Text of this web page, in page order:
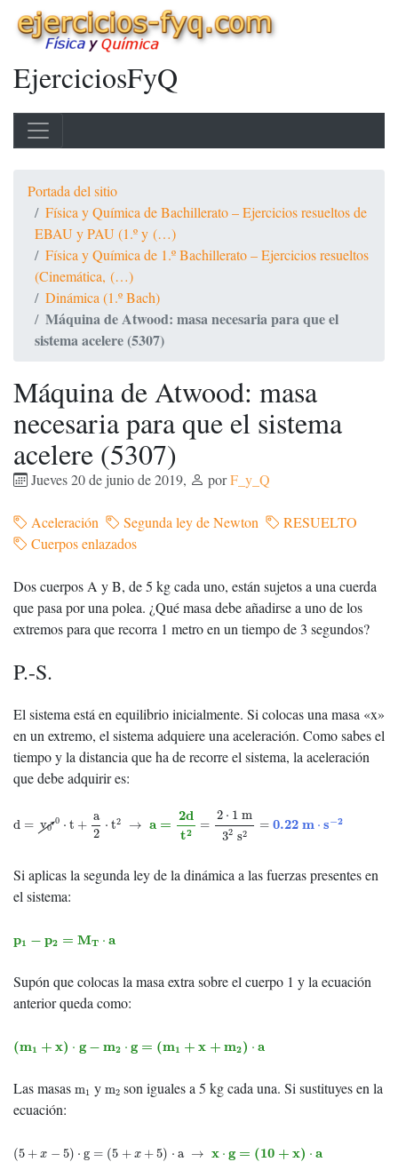
EjerciciosFyQ
Portada del sitio
Física y Química de Bachillerato – Ejercicios resueltos de
EBAU y PAU (1.º y (…)
Física y Química de 1.º Bachillerato – Ejercicios resueltos
(Cinemática, (…)
Dinámica (1.º Bach)
Máquina de Atwood: masa necesaria para que el
sistema acelere (5307)
Máquina de Atwood: masa
necesaria para que el sistema
acelere (5307)
Jueves 20 de junio de 2019, porF_y_Q
Aceleración Segunda ley de Newton
RESUELTO
Cuerpos enlazados
Dos cuerpos A y B, de 5 kg cada uno, están sujetos a una cuerda
que pasa por una polea. ¿Qué masa debe añadirse a uno de los
extremos para que recorra 1 metro en un tiempo de 3 segundos?
P.-S.
El sistema está en equilibrio inicialmente. Si colocas una masa «x»
en un extremo, el sistema adquiere una aceleración. Como sabes el
tiempo y la distancia que ha de recorre el sistema, la aceleración
que debe adquirir es:
d = v0
0 ⋅ t +
a
2
⋅ t2 → a =
2d
t2
=
2 ⋅ 1 m
32 s2
= 0.22 m ⋅ s−2
→ m32 0.22 m
Si aplicas la segunda ley de la dinámica a las fuerzas presentes en
el sistema:
p1 − p2 = MT ⋅ a
p1 2= a
Supón que colocas la masa extra sobre el cuerpo 1 y la ecuación
anterior queda como:
(m1 + x) ⋅ g − m2 ⋅ g = (m1 + x + m2) ⋅ a
(m x − 2)
Las masas m1
m1 y m2
m2 son iguales a 5 kg cada una. Si sustituyes en la
ecuación:
(5 + x − 5) ⋅ g = (5 + x +5) ⋅ a → x ⋅ g = (10 + x) ⋅ a
(5 x g= 5)⋅ x g= x